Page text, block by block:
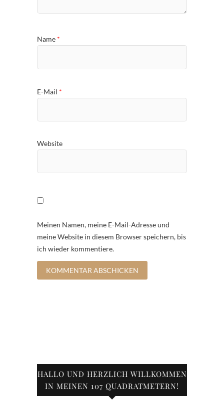
Name *
E-Mail *
Website
Meinen Namen, meine E-Mail-Adresse und
meine Website in diesem Browser speichern, bis
ich wieder kommentiere.
HALLO UND HERZLICH WILLKOMMEN
IN MEINEN 107 QUADRATMETERN!